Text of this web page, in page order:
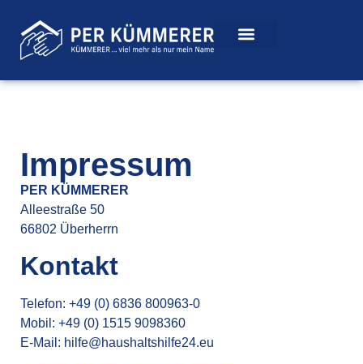
Impressum
PER KÜMMERER
Alleestraße 50
66802 Überherrn
Kontakt
Telefon: +49 (0) 6836 800963-0
Mobil: +49 (0) 1515 9098360
E-Mail: hilfe@haushaltshilfe24.eu